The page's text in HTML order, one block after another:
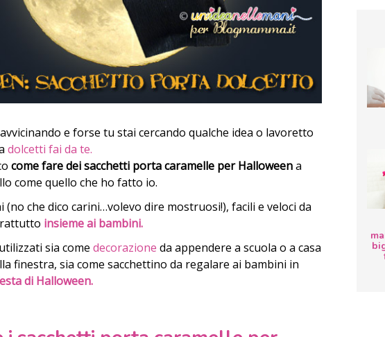
e forse tu stai cercando qualche idea o lavoretto
dolcetti fai da te.
come fare dei sacchetti porta caramelle per Halloweena
come quello che ho fatto io.
(no che dico carini…volevo dire mostruosi!), facili e veloci da
insieme ai bambini.
sia come decorazione da appendere a scuola o a casa
finestra, sia come sacchettino da regalare ai bambini in
di Halloween.